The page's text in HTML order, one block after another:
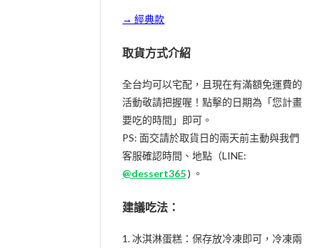
→ 經典款
取貨方式介紹
全台均可以宅配，且現在有滿額免運費的
活動敬請把握喔！點擊的日期為「您計畫
要吃的時間」即可。
PS: 面交請於取貨日的兩天前主動與我們
客服確認時間、地點（LINE:
@dessert365) 。
建議吃法：
1. 冰淇淋蛋糕：保存放冷凍即可，冷凍兩